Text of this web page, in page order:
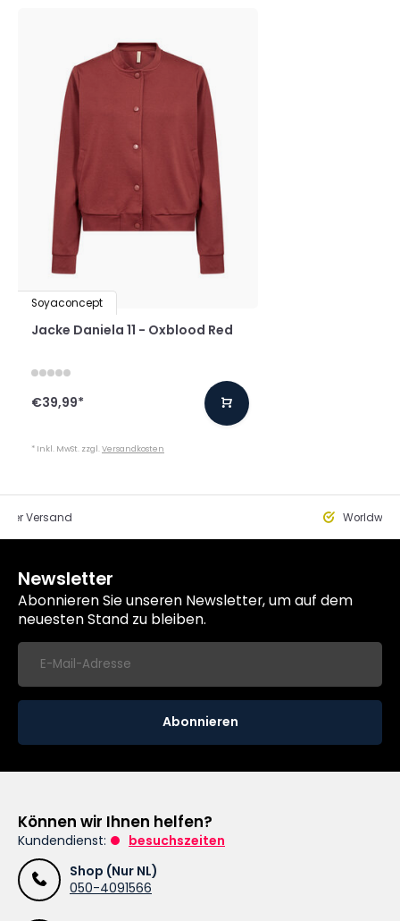
Soyaconcept
Jacke Daniela 11 - Oxblood Red
€39,99*
* Inkl. MwSt. zzgl.Versandkosten
Versand
Newsletter
Abonnieren Sie unseren Newsletter, um auf dem
neuesten Stand zu bleiben.
Abonnieren
Können wir Ihnen helfen?
Kundendienst:
besuchszeiten
Shop (Nur NL)
050-4091566